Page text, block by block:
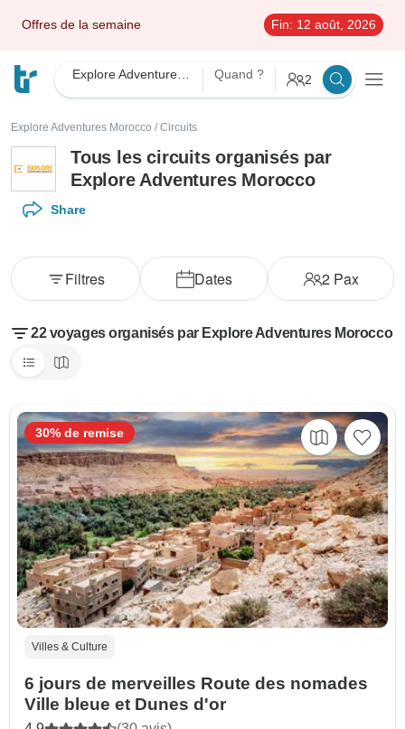
Offres de la semaine Fin: 12 août, 2026
Quand ? 2
Explore Adventures Morocco / Circuits
Tous les circuits organisés par
Explore Adventures Morocco
Share
Dates 2Pax
Filtres
22 voyages organisés par Explore Adventures Morocco
Villes & Culture
6 jours de merveilles Route des nomades
Ville bleue et Dunes d'or
30% de remise